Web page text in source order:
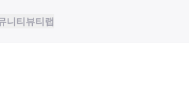
니티뷰티랩